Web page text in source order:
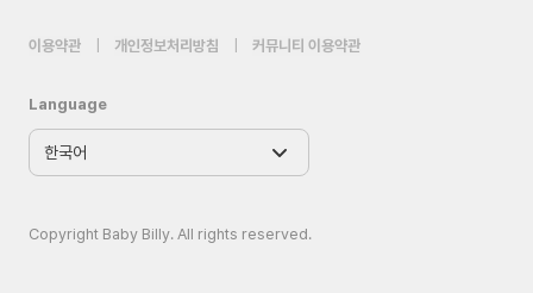
이용약관 개인정보처리방침 커뮤니티 이용약관
Language
Copyright Baby Billy. All rights reserved.